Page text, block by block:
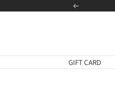
הבא
GIFT CARD